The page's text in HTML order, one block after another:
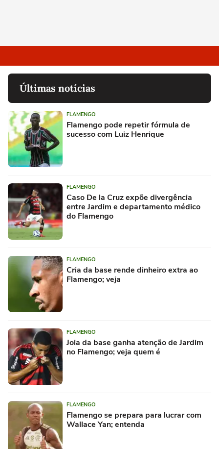
Últimas notícias
FLAMENGO
Flamengo pode repetir fórmula de
sucesso com Luiz Henrique
FLAMENGO
Caso De la Cruz expõe divergência
entre Jardim e departamento médico
do Flamengo
FLAMENGO
Cria da base rende dinheiro extra ao
Flamengo; veja
FLAMENGO
Joia da base ganha atenção de Jardim
no Flamengo; veja quem é
FLAMENGO
Flamengo se prepara para lucrar com
Wallace Yan; entenda